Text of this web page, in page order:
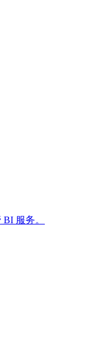
服务。